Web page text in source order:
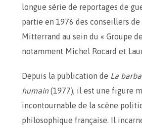
longue série de reportages de
partie en 1976 des conseillers de
Mitterrand au sein du « Groupe
notamment Michel Rocard et
Depuis la publication de La
humain(1977), il est une figure
incontournable de la scène
philosophique française. Il